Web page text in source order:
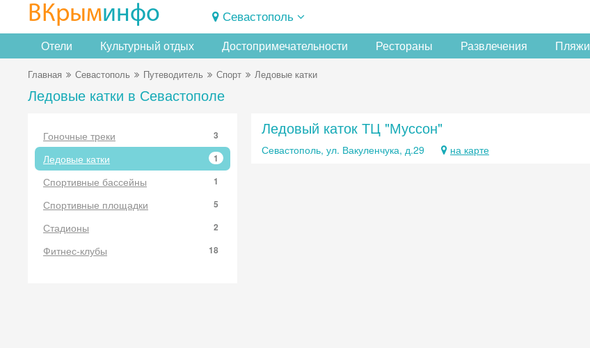
ВКрыминфо Севастополь
Отели Культурный отдых Достопримечательности Рестораны Развлечения Пляжи
Главная Севастополь Путеводитель Спорт Ледовые катки
Ледовые катки в Севастополе
Гоночные треки 3
Ледовые катки 1
Спортивные бассейны 1
Спортивные площадки 5
Стадионы 2
Фитнес-клубы 18
Ледовый каток ТЦ "Муссон"
Севастополь, ул. Вакуленчука, д.29 на карте